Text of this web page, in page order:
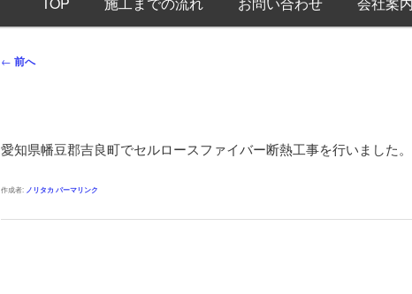
投
ゲ
シ
← 前へ
愛知県幡豆郡吉良町でセルロースファイバー断熱工事を行いました。
作成者: ノリタカ パーマリンク